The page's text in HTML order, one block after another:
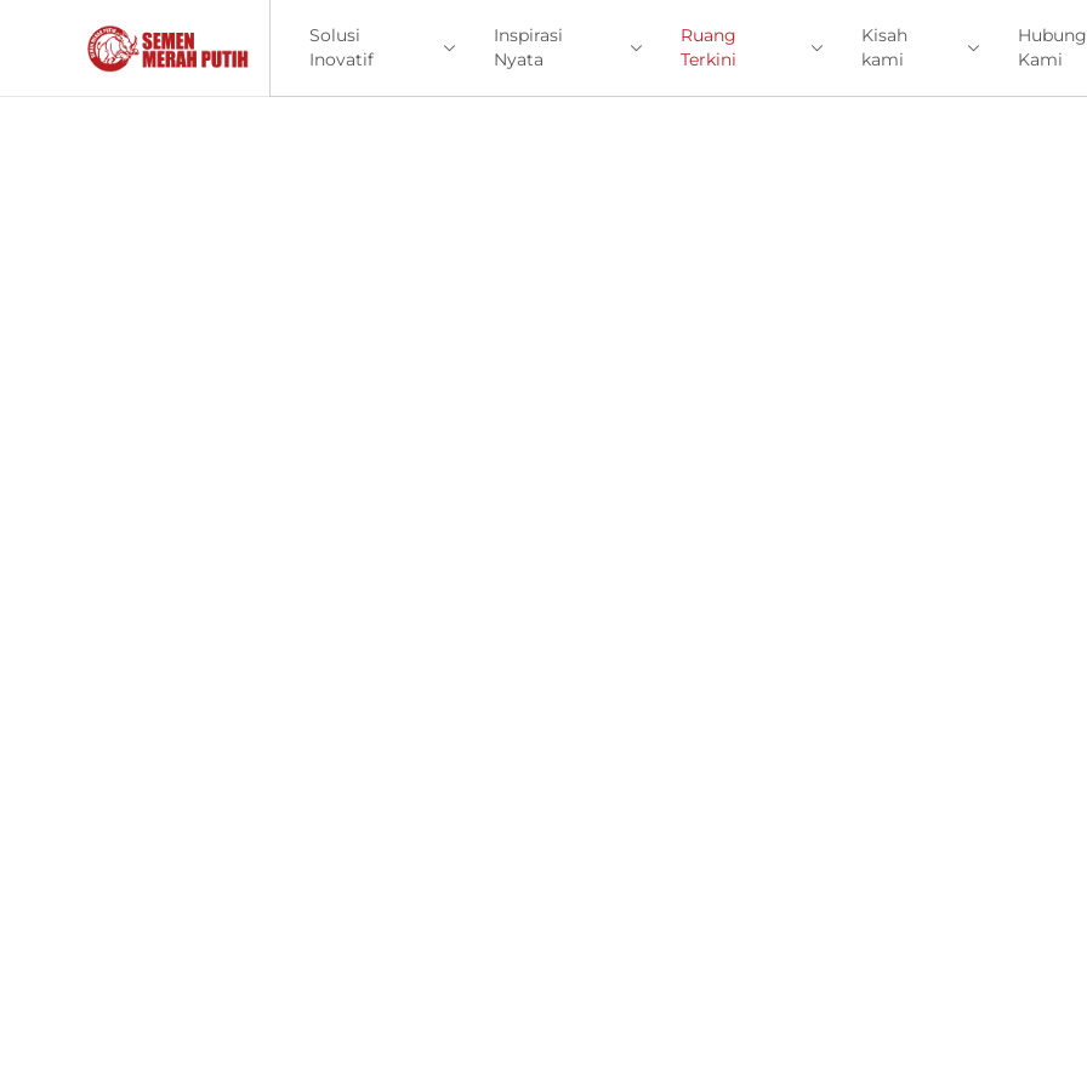
Solusi
Inovatif
Inspirasi
Nyata
Ruang
Terkini
Kisah
kami
Kami